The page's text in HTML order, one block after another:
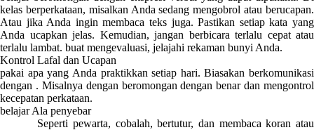
kelas berperkataan, misalkan Anda sedang mengobrol atau berucapan.
Atau jika Anda ingin membaca teks juga. Pastikan setiap kata yang
Anda ucapkan jelas. Kemudian, jangan berbicara terlalu cepat atau
terlalu lambat. buat mengevaluasi, jelajahi rekaman bunyi Anda.
Kontrol Lafal dan Ucapan
pakai apa yang Anda praktikkan setiap hari. Biasakan berkomunikasi
dengan . Misalnya dengan beromongan dengan benar dan mengontrol
kecepatan perkataan.
belajar Ala penyebar
Seperti pewarta, cobalah, bertutur, dan membaca koran atau